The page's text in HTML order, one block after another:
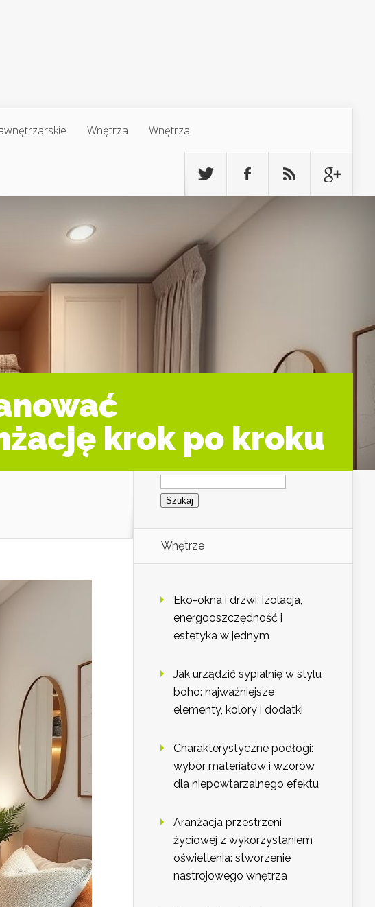
Wnętrza Wnętrza
krok po kroku
Szukaj:
Wnętrze
Eko-okna i drzwi: izolacja,
energooszczędność i
estetyka w jednym
Jak urządzić sypialnię w stylu
boho: najważniejsze
elementy, kolory i dodatki
Charakterystyczne podłogi:
wybór materiałów i wzorów
dla niepowtarzalnego efektu
Aranżacja przestrzeni
życiowej z wykorzystaniem
oświetlenia: stworzenie
nastrojowego wnętrza